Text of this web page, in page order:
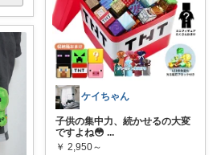
ケイちゃん
子供の集中力、続かせるの大変
ですよね😳 ...
￥ 2,950～